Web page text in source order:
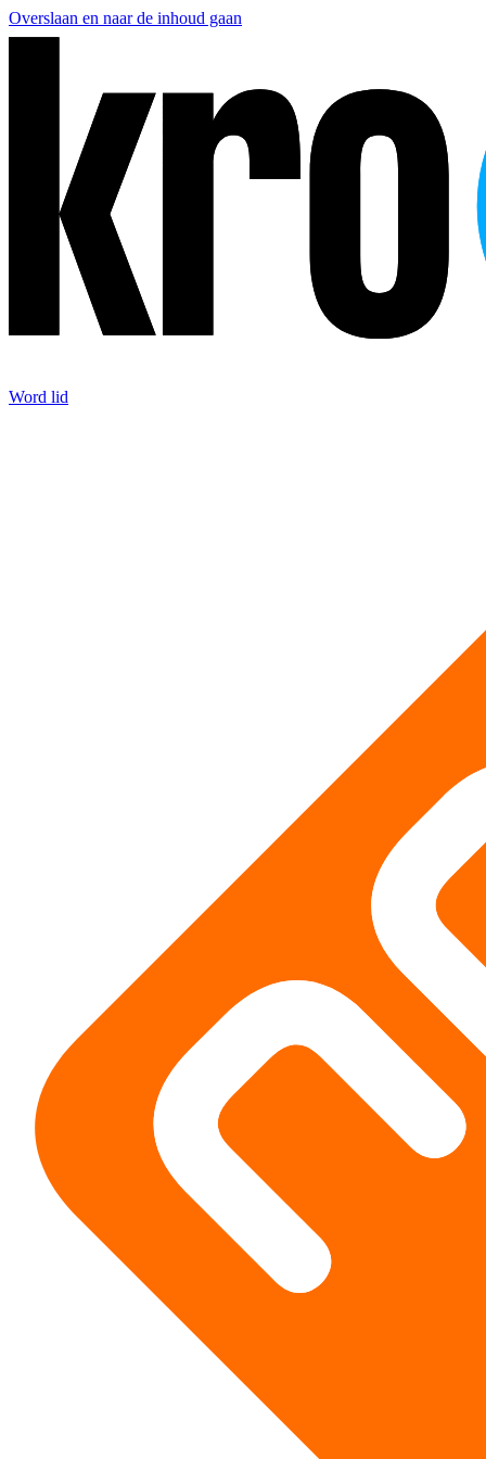
Overslaan en naar de inhoud gaan
Word lid